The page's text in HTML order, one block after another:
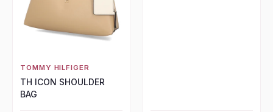
TOMMY HILFIGER
TH ICON SHOULDER
BAG